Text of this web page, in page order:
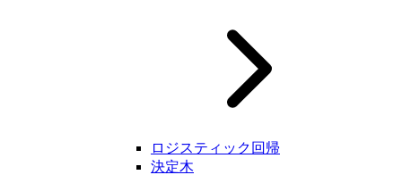
ロジスティック回帰
決定木